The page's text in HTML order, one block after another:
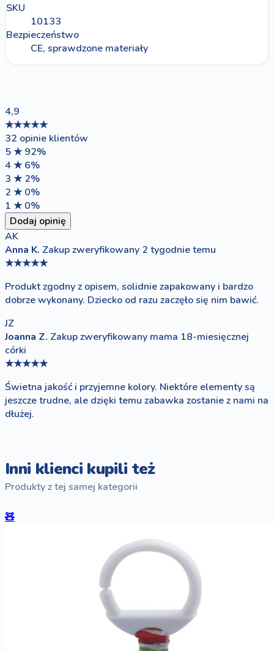
SKU
10133
Bezpieczeństwo
CE, sprawdzone materiały
4,9
★★★★★
32 opinie klientów
5 ★ 92%
4 ★ 6%
3 ★ 2%
2 ★ 0%
1 ★ 0%
Dodaj opinię
AK
Anna K. Zakup zweryfikowany 2 tygodnie temu
★★★★★
Produkt zgodny z opisem, solidnie zapakowany i bardzo
dobrze wykonany. Dziecko od razu zaczęło się nim bawić.
JZ
Joanna Z. Zakup zweryfikowany mama 18-miesięcznej
córki
★★★★★
Świetna jakość i przyjemne kolory. Niektóre elementy są
jeszcze trudne, ale dzięki temu zabawka zostanie z nami na
dłużej.
Inni klienci kupili też
Produkty z tej samej kategorii
🧸